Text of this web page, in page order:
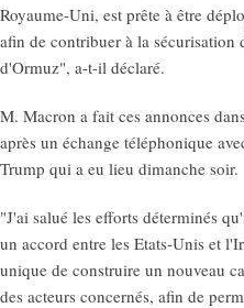
Royaume-Uni, est prête à être
afin de contribuer à la
d'Ormuz", a-t-il déclaré.
M. Macron a fait ces annonces
après un échange téléphonique
Trump qui a eu lieu dimanche soir.
"J'ai salué les efforts déterminés
un accord entre les Etats-Unis et
unique de construire un nouveau
des acteurs concernés, afin de